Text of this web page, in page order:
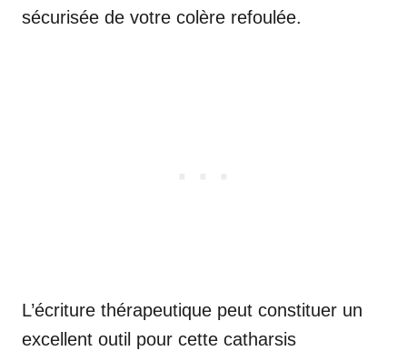
sécurisée de votre colère refoulée.
L’écriture thérapeutique peut constituer un
excellent outil pour cette catharsis